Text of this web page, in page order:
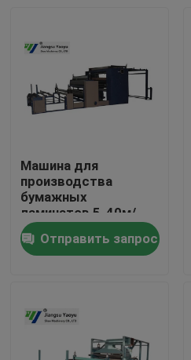
Дом
Машина для
производства
бумажных
ламинатов 5-40м/
Мин пламени нагрева
электрическим
током для багажа/
Отправить запрос